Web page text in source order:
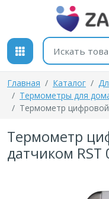
К содержимому
Поиск товаров
Главная Каталог
Термометры для
Термометр цифровой
Термометр
датчиком RST